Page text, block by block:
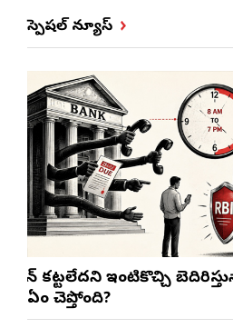
స్పెషల్ న్యూస్
లోన్ కట్టలేదని ఇంటికొచ్చి
ఏం చెప్తోంది?